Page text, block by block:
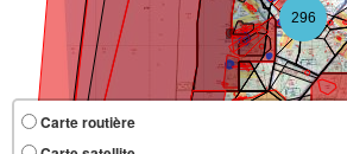
296
Carte routière